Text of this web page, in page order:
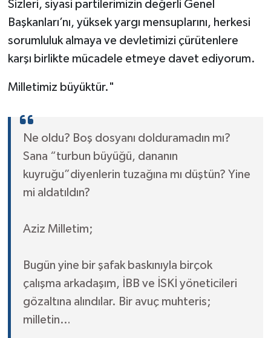
Sizleri, siyasi partilerimizin değerli Genel
Başkanları’nı, yüksek yargı mensuplarını, herkesi
sorumluluk almaya ve devletimizi çürütenlere
karşı birlikte mücadele etmeye davet ediyorum.
Milletimiz büyüktür."
Ne oldu? Boş dosyanı dolduramadın mı?
Sana “turbun büyüğü, dananın
kuyruğu”diyenlerin tuzağına mı düştün? Yine
mi aldatıldın?
Aziz Milletim;
Bugün yine bir şafak baskınıyla birçok
çalışma arkadaşım, İBB ve İSKİ yöneticileri
gözaltına alındılar. Bir avuç muhteris;
milletin…